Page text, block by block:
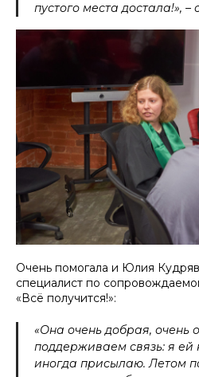
пустого места достала!»,
Очень помогала и Юлия
специалист по
«Всё получится!»:
«Она очень добрая, очень
поддерживаем связь: я ей
иногда присылаю. Летом